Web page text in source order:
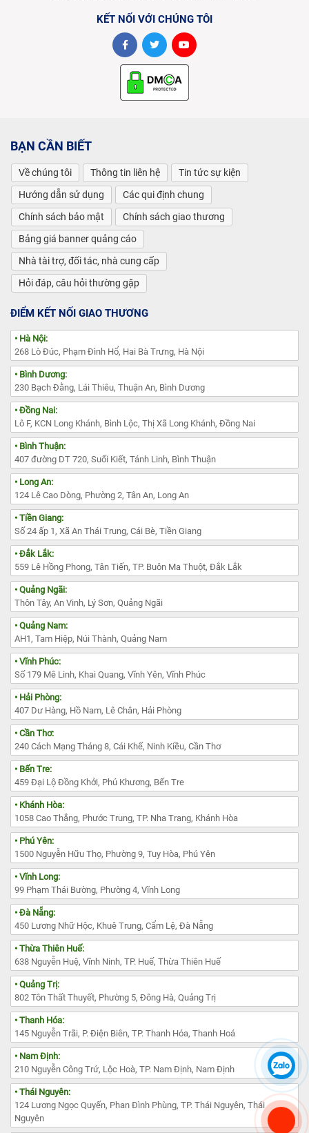
KẾT NỐI VỚI CHÚNG TÔI
BẠN CẦN BIẾT
Về chúng tôi Thông tin liên hệ
Tin tức sự kiện
Hướng dẫn sử dụng
Các qui định chung
Chính sách bảo mật
Chính sách giao thương
Bảng giá banner quảng cáo
Nhà tài trợ, đối tác, nhà cung cấp
Hỏi đáp, câu hỏi thường gặp
ĐIỂM KẾT NỐI GIAO THƯƠNG
• Hà Nội:
268 Lò Đúc, Phạm Đình Hổ, Hai Bà Trưng, Hà Nội
• Bình Dương:
230 Bạch Đằng, Lái Thiêu, Thuận An, Bình Dương
• Đồng Nai:
Lô F, KCN Long Khánh, Bình Lộc, Thị Xã Long Khánh, Đồng Nai
• Bình Thuận:
407 đường DT 720, Suối Kiết, Tánh Linh, Bình Thuận
• Long An:
124 Lê Cao Dòng, Phường 2, Tân An, Long An
• Tiền Giang:
Số 24 ấp 1, Xã An Thái Trung, Cái Bè, Tiền Giang
• Đắk Lắk:
559 Lê Hồng Phong, Tân Tiến, TP. Buôn Ma Thuột, Đắk Lắk
• Quảng Ngãi:
Thôn Tây, An Vinh, Lý Sơn, Quảng Ngãi
• Quảng Nam:
AH1, Tam Hiệp, Núi Thành, Quảng Nam
• Vĩnh Phúc:
Số 179 Mê Linh, Khai Quang, Vĩnh Yên, Vĩnh Phúc
• Hải Phòng:
407 Dư Hàng, Hồ Nam, Lê Chân, Hải Phòng
• Cần Thơ:
240 Cách Mạng Tháng 8, Cái Khế, Ninh Kiều, Cần Thơ
• Bến Tre:
459 Đại Lộ Đồng Khởi, Phú Khương, Bến Tre
• Khánh Hòa:
1058 Cao Thắng, Phước Trung, TP. Nha Trang, Khánh Hòa
• Phú Yên:
1500 Nguyễn Hữu Thọ, Phường 9, Tuy Hòa, Phú Yên
• Vĩnh Long:
99 Phạm Thái Bường, Phường 4, Vĩnh Long
• Đà Nẵng:
450 Lương Nhữ Hộc, Khuê Trung, Cẩm Lệ, Đà Nẵng
• Thừa Thiên Huế:
638 Nguyễn Huệ, Vĩnh Ninh, TP. Huế, Thừa Thiên Huế
• Quảng Trị:
802 Tôn Thất Thuyết, Phường 5, Đông Hà, Quảng Trị
• Thanh Hóa:
145 Nguyễn Trãi, P. Điện Biên, TP. Thanh Hóa, Thanh Hoá
• Nam Định:
210 Nguyễn Công Trứ, Lộc Hoà, TP. Nam Định, Nam Định
• Thái Nguyên:
124 Lương Ngọc Quyến, Phan Đình Phùng, TP. Thái Nguyên, Thái
Nguyên